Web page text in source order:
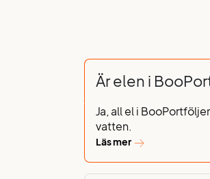
Är elen i
Ja, all el i
vatten.
Läs mer